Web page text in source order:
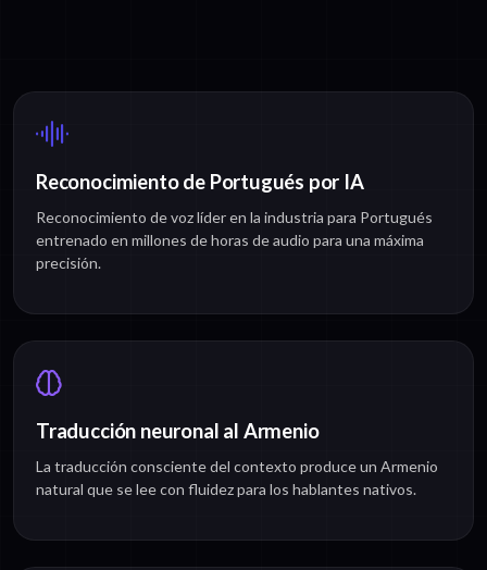
Reconocimiento de Portugués por IA
Reconocimiento de voz líder en la industria para Portugués
entrenado en millones de horas de audio para una máxima
precisión.
Traducción neuronal al Armenio
La traducción consciente del contexto produce un Armenio
natural que se lee con fluidez para los hablantes nativos.